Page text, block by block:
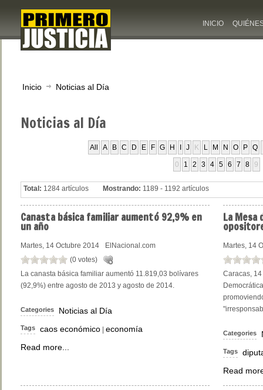
INICIO
Inicio Noticias al Día
Noticiasal Día
All A B C D E F G H J K L M N O P Q
0 1 2 3 4 5 6 7 8 9
Total: 1284 artículos Mostrando: 1189 - 1192 artículos
Canastabásica familiar aumentó 92,9% en
un año
Martes, 14 Octubre 2014
ElNacional.com
(0 votes)
La canasta básica familiar aumentó 11.819,03 bolívares
(92,9%) entre agosto de 2013 y agosto de 2014.
Categories Noticias al Día
Tags caos económico economía
Read more...
LaMesa
Martes, 14
Caracas,
Categories
Tags
Read